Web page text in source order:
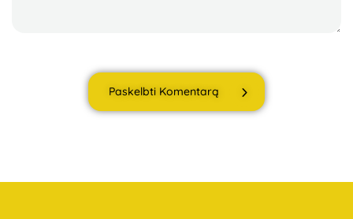
Paskelbti Komentarą